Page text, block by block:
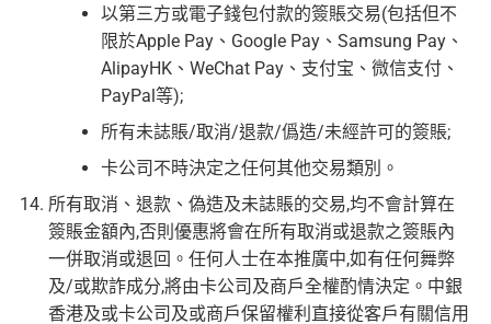
以第三方或電子錢包付款的簽賬交易(包括但不
限於Apple Pay、Google Pay、Samsung Pay、
AlipayHK、WeChat Pay、支付宝、微信支付、
PayPal等);
所有未誌賬/取消/退款/僞造/未經許可的簽賬;
卡公司不時決定之任何其他交易類別。
所有取消、退款、偽造及未誌賬的交易,均不會計算在
簽賬金額內,否則優惠將會在所有取消或退款之簽賬內
一併取消或退回。任何人士在本推廣中,如有任何舞弊
及/或欺詐成分,將由卡公司及商戶全權酌情決定。中銀
香港及或卡公司及或商戶保留權利直接從客戶有關信用